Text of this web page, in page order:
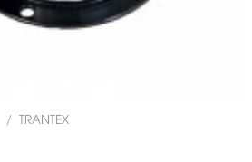
/ TRANTEX